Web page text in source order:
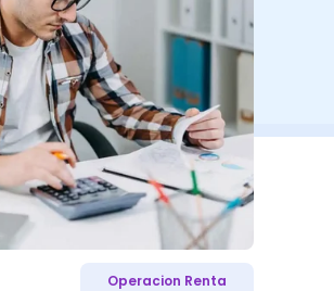
Operacion Renta